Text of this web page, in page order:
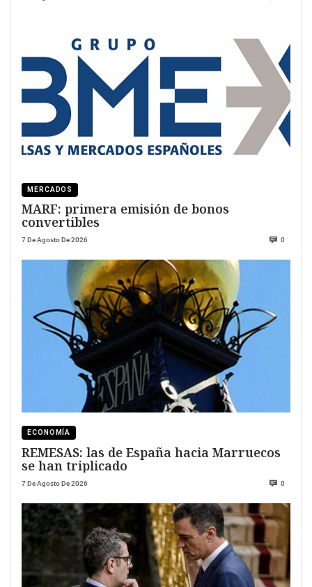
MERCADOS
MARF: primera emisión de bonos
convertibles
7 De Agosto De 2026 0
ECONOMÍA
REMESAS: las de España hacia Marruecos
se han triplicado
7 De Agosto De 2026 0